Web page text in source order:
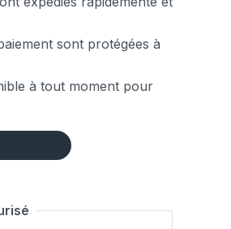
sont protégées à
à tout moment pour